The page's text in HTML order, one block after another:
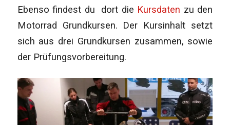
Ebenso findest du dort die Kursdaten zu den
Motorrad Grundkursen. Der Kursinhalt setzt
sich aus drei Grundkursen zusammen, sowie
der Prüfungsvorbereitung.